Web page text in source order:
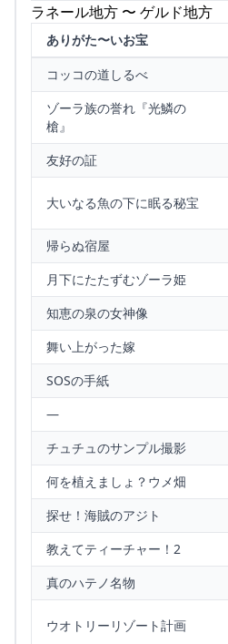
ラネール地方 〜 ゲルド地方
ありがた〜いお宝
コッコの道しるべ
ゾーラ族の誉れ『光鱗の
槍』
友好の証
大いなる魚の下に眠る秘宝
帰らぬ宿屋
月下にたたずむゾーラ姫
知恵の泉の女神像
舞い上がった嫁
SOSの手紙
—
チュチュのサンプル撮影
何を植えましょ？ウメ畑
探せ！海賊のアジト
教えてティーチャー！2
真のハテノ名物
ウオトリーリゾート計画